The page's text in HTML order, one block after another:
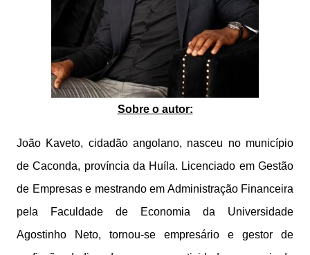
Sobre o autor:
João Kaveto, cidadão angolano, nasceu no município
de Caconda, província da Huíla. Licenciado em Gestão
de Empresas e mestrando em Administração Financeira
pela Faculdade de Economia da Universidade
Agostinho Neto, tornou-se empresário e gestor de